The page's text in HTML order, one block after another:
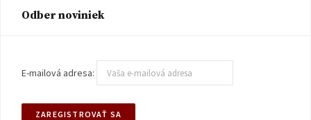
Odber noviniek
E-mailová adresa: